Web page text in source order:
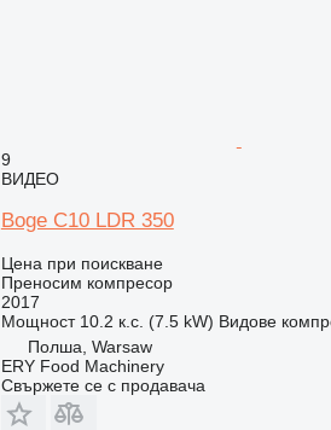
9
ВИДЕО
Boge C10 LDR 350
Цена при поискване
Преносим компресор
2017
Мощност 10.2 к.с. (7.5 kW) Видове
Полша, Warsaw
ERY Food Machinery
Свържете се с продавача